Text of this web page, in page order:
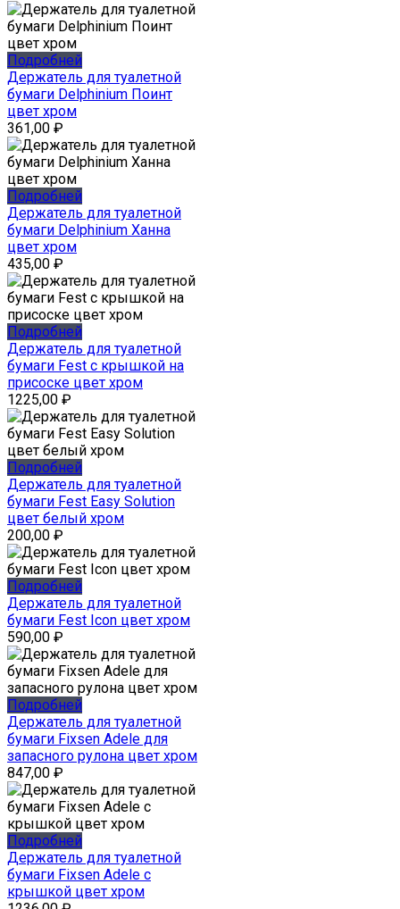
Подробней
Держатель для туалетной
бумаги Delphinium Поинт
цвет хром
361,00 ₽
Подробней
Держатель для туалетной
бумаги Delphinium Ханна
цвет хром
435,00 ₽
Подробней
Держатель для туалетной
бумаги Fest c крышкой на
присоске цвет хром
1225,00 ₽
Подробней
Держатель для туалетной
бумаги Fest Easy Solution
цвет белый хром
200,00 ₽
Подробней
Держатель для туалетной
бумаги Fest Icon цвет хром
590,00 ₽
Подробней
Держатель для туалетной
бумаги Fixsen Adele для
запасного рулона цвет хром
847,00 ₽
Подробней
Держатель для туалетной
бумаги Fixsen Adele с
крышкой цвет хром